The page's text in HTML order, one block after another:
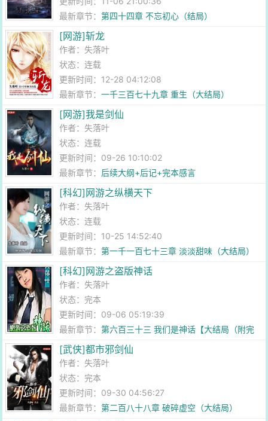
最新章节：第四十四章 不忘初心（结局）
[网游]斩龙
作者：失落叶
状态：连载
更新时间：12-28 04:12:08
最新章节：一千三百七十九章 重生（大结局）
[网游]我是剑仙
作者：失落叶
状态：连载
更新时间：09-26 10:10:02
最新章节： 后续大纲+后记+完本感言
[科幻]网游之纵横天下
作者：失落叶
状态：连载
更新时间：10-25 14:52:40
最新章节：第一千一百七十三章 淡淡甜味（大结局）
[科幻]网游之盗版神话
作者：失落叶
状态：完本
更新时间：09-06 05:19:39
最新章节：第六百三十三 我们是神话【大结局（附完
本感言）】
[武侠]都市邪剑仙
作者：失落叶
状态：完本
更新时间：09-30 04:56:27
最新章节：第二百八十八章 破碎虚空（大结局）